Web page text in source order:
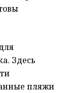
Здесь
пляжи